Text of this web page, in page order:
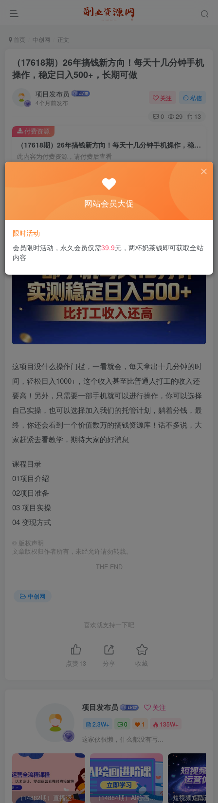
首页 中创网 正文
（17618期）26年搞钱新方向！每天十几分钟手机
操作，稳定日入500+，长期可做
项目发布员
4个月前发布
关注 私信
0 29 13
（17618期）26年搞钱新方向！每天十几分钟手机操作，稳定日入500+，长期可做
此内容为付费资源，请付费后查看
￥4
付费资源
这项目没什么操作门槛，一看就会，每天拿出十几分钟的时
间，轻松日入1000+，这个收入甚至比普通人打工的收入还
要高！另外，只需要一部手机就可以进行操作，你可以选择
自己实操，也可以选择加入我们的托管计划，躺着分钱，最
终，你还会看到一个价值数万的搞钱资源库！话不多说，大
家赶紧去看教学，期待大家的好消息
课程目录
01项目介绍
02项目准备
03 项目实操
04 变现方式
© 版权声明
文章版权归作者所有，未经允许请勿转载。
THE END
中创网
喜欢就支持一下吧
点赞 13 分享 收藏
项目发布员 关注
2.3W+ 0 1 135W+
这家伙很懒，什么都没有写...
（14882期）直播运营全流程课程-5月更新：从起号、话术设计、罗盘运营到微付费投放等 （14884期）AI绘画进阶课，涵盖电商摄影等多领域，PS操作与AI工具使用全面教学
网站会员大促
限时活动
会员限时活动，永久会员仅需39.9元，两杯奶茶钱即可获取全站
内容